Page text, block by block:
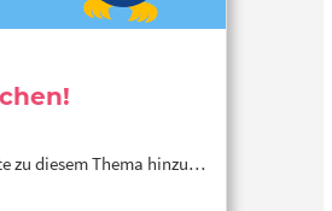
zu diesem Thema hinzu…